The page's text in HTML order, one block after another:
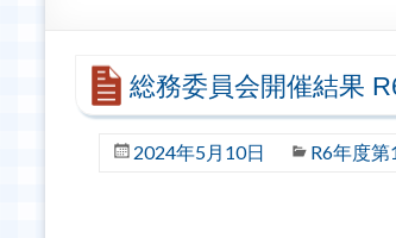
総務委員会開催結果
2024年5月10日 R6年度